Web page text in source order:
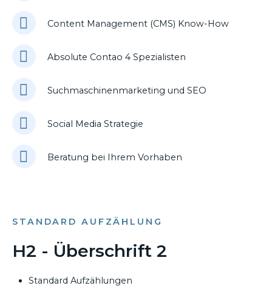
Content Management (CMS) Know-How
Absolute Contao 4 Spezialisten
Suchmaschinenmarketing und SEO
Social Media Strategie
Beratung bei Ihrem Vorhaben
STANDARD AUFZÄHLUNG
H2 - Überschrift 2
Standard Aufzählungen